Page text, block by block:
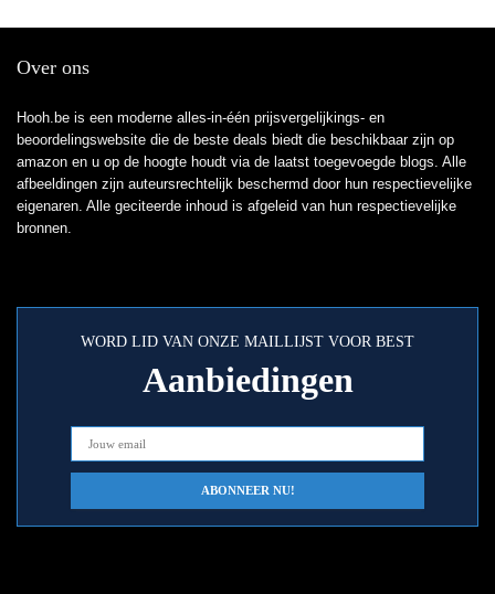
Over ons
Hooh.be is een moderne alles-in-één prijsvergelijkings- en
beoordelingswebsite die de beste deals biedt die beschikbaar zijn op
amazon en u op de hoogte houdt via de laatst toegevoegde blogs. Alle
afbeeldingen zijn auteursrechtelijk beschermd door hun respectievelijke
eigenaren. Alle geciteerde inhoud is afgeleid van hun respectievelijke
bronnen.
WORD LID VAN ONZE MAILLIJST VOOR BEST
Aanbiedingen